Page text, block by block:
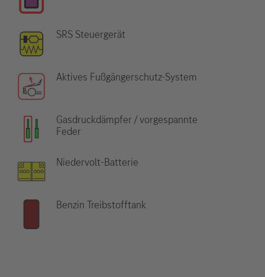
SRS Steuergerät
Aktives Fußgängerschutz-System
Gasdruckdämpfer / vorgespannte
Feder
Niedervolt-Batterie
Benzin Treibstofftank